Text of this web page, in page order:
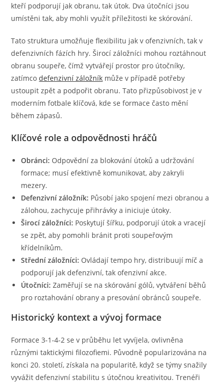
kteří podporují jak obranu, tak útok. Dva útočníci jsou
umístěni tak, aby mohli využít příležitosti ke skórování.
Tato struktura umožňuje flexibilitu jak v ofenzivních, tak v
defenzivních fázích hry. Širocí záložníci mohou roztáhnout
obranu soupeře, čímž vytvářejí prostor pro útočníky,
zatímcodefenzivní záložník může v případě potřeby
ustoupit zpět a podpořit obranu. Tato přizpůsobivost je v
moderním fotbale klíčová, kde se formace často mění
během zápasů.
Klíčové role a odpovědnosti hráčů
Obránci: Odpovědní za blokování útoků a udržování
formace; musí efektivně komunikovat, aby zakryli
mezery.
Defenzivní záložník: Působí jako spojení mezi obranou a
zálohou, zachycuje přihrávky a iniciuje útoky.
Širocí záložníci: Poskytují šířku, podporují útok a vracejí
se zpět, aby pomohli bránit proti soupeřovým
křídelníkům.
Střední záložníci: Ovládají tempo hry, distribuují míč a
podporují jak defenzivní, tak ofenzivní akce.
Útočníci: Zaměřují se na skórování gólů, vytváření běhů
pro roztahování obrany a presování obránců soupeře.
Historický kontext a vývoj formace
Formace 3-1-4-2 se v průběhu let vyvíjela, ovlivněna
různými taktickými filozofiemi. Původně popularizována na
konci 20. století, získala na popularitě, když se týmy snažily
vyvážit defenzivní stabilitu s útočnou kreativitou. Trenéři